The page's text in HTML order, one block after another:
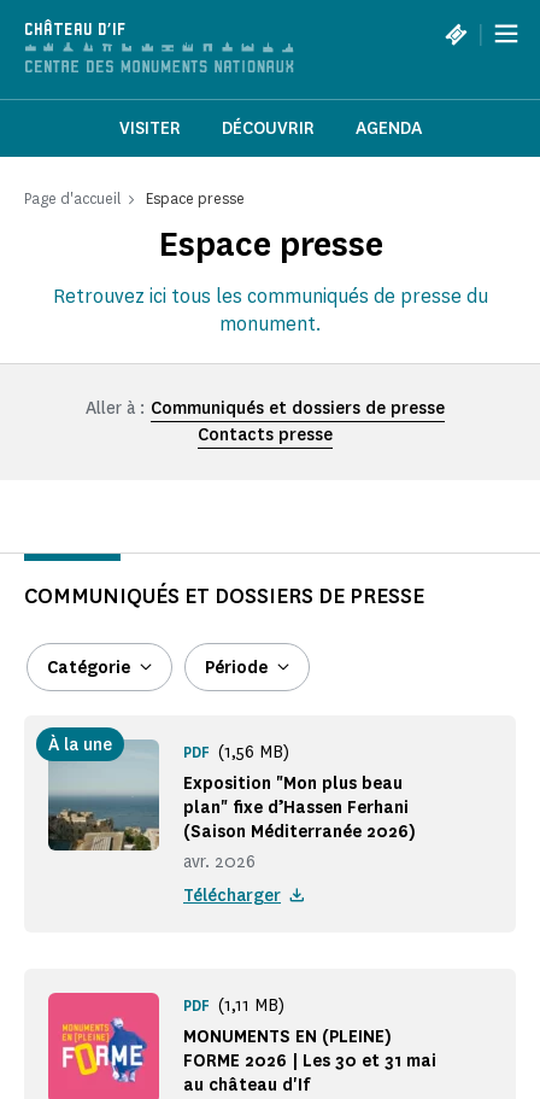
CHÂTEAU D'IF |
VISITER DÉCOUVRIR AGENDA
Page d'accueil Espace presse
Espace presse
Retrouvez ici tous les communiqués de presse du
monument.
Aller à : Communiqués et dossiers de presse
Contacts presse
COMMUNIQUÉS ET DOSSIERS DE PRESSE
Catégorie Période
À la une
Exposition "Mon plus beau
plan" fixe d’Hassen Ferhani
(Saison Méditerranée 2026)
avr. 2026
PDF (1,56 MB)
Télécharger
MONUMENTS EN (PLEINE)
FORME 2026 | Les 30 et 31 mai
au château d'If
PDF (1,11 MB)